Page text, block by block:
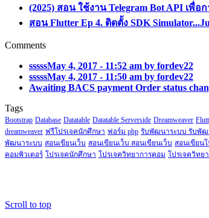
(2025) สอน ใช้งาน Telegram Bot API เพื่
สอน Flutter Ep 4. ติดตั้ง SDK Simulator...
Comments
sssssMay 4, 2017 - 11:52 am by fordev22
sssssMay 4, 2017 - 11:50 am by fordev22
Awaiting BACS payment Order status
Tags
Bootstrap Database Datatable Datatable Serverside Dreamweaver
dreamweaver ฟรีโปรเจคนักศึกษา ฟอร์ม php รับพัฒนาระบบ รับพัฒ
พัฒนาระบบ สอนเขียนเว็บ สอนเขียนเว็บ สอนเขียนเว็บ สอนเขียน
คอมพิวเตอร์ โปรเจคนักศึกษา โปรเจควิทยาการคอม โปรเจควิทย
Scroll to top